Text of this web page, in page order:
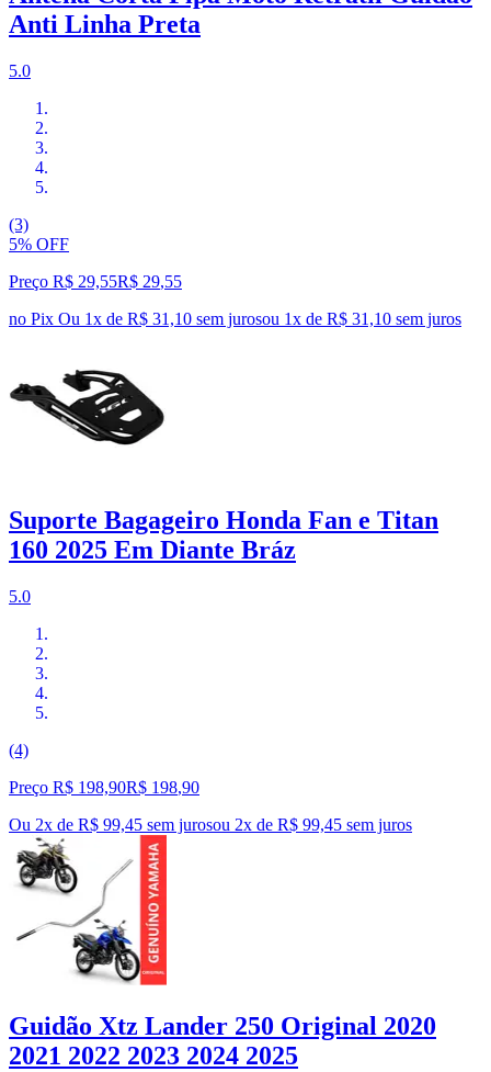
Anti Linha Preta
5.0
(3)
5% OFF
Preço R$ 29,55R$ 29,55
no Pix Ou 1x de R$ 31,10 sem jurosou 1x de R$ 31,10 sem juros
Suporte Bagageiro Honda Fan e Titan
160 2025 Em Diante Bráz
5.0
(4)
Preço R$ 198,90R$ 198,90
Ou 2x de R$ 99,45 sem jurosou 2x de R$ 99,45 sem juros
Guidão Xtz Lander 250 Original 2020
2021 2022 2023 2024 2025